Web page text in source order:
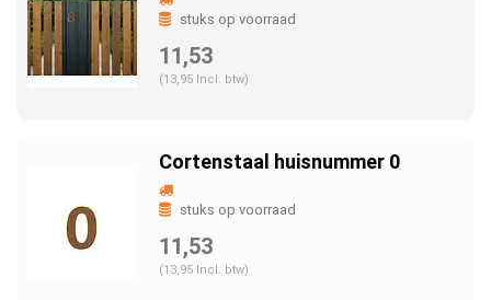
stuks op voorraad
11,53
(13,95 Incl. btw)
Cortenstaal huisnummer 0
stuks op voorraad
11,53
(13,95 Incl. btw)